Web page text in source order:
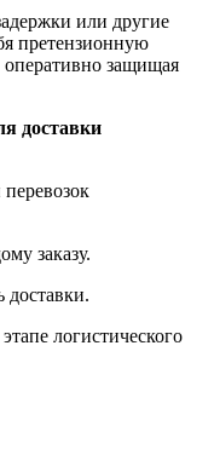
или другие
претензионную
защищая
доставки
заказу.
логистического